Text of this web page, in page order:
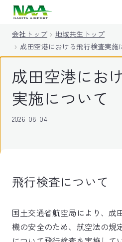
会社トップ
地域共生トップ
成田空港における飛行検査実施
成田空港にお
実施について
2026-08-04
飛行検査について
国土交通省航空局により、成
機の安全のため、航空法の規